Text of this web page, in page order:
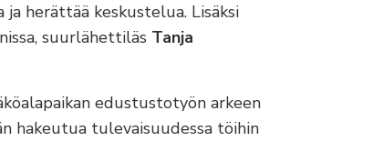
ja herättää keskustelua. Lisäksi
suurlähettiläs Tanja
edustustotyön arkeen
hakeutua tulevaisuudessa töihin